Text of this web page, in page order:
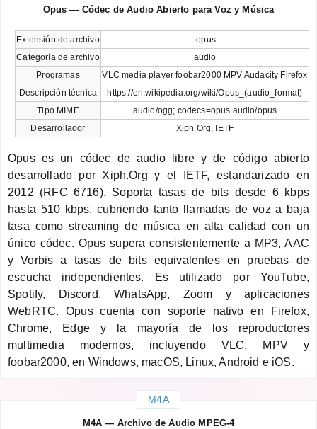
Opus — Códec de Audio Abierto para Voz y Música
Extensión de archivo
.opus
Categoría de archivo
audio
Programas
VLC media player foobar2000 MPV Audacity Firefox
Descripción técnica
https://en.wikipedia.org/wiki/Opus_(audio_format)
Tipo MIME
audio/ogg; codecs=opus audio/opus
Desarrollador
Xiph.Org, IETF
Opus es un códec de audio libre y de código abierto
desarrollado por Xiph.Org y el IETF, estandarizado en
2012 (RFC 6716). Soporta tasas de bits desde 6 kbps
hasta 510 kbps, cubriendo tanto llamadas de voz a baja
tasa como streaming de música en alta calidad con un
único códec. Opus supera consistentemente a MP3, AAC
y Vorbis a tasas de bits equivalentes en pruebas de
escucha independientes. Es utilizado por YouTube,
Spotify, Discord, WhatsApp, Zoom y aplicaciones
WebRTC. Opus cuenta con soporte nativo en Firefox,
Chrome, Edge y la mayoría de los reproductores
multimedia modernos, incluyendo VLC, MPV y
foobar2000, en Windows, macOS, Linux, Android e iOS.
M4A
M4A — Archivo de Audio MPEG-4